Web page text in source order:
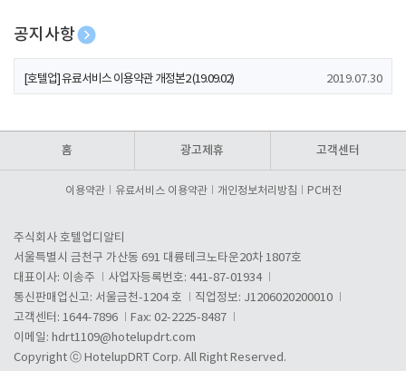
공지사항
[호텔업] 개인정보 처리방침 개정본1 (19.09.02)
[호텔업] 유료서비스 이용약관 개정본2 (19.09.02) 2019.07.30
홈 광고제휴 고객센터
이용약관 유료서비스 이용약관 개인정보처리방침 PC버전
주식회사 호텔업디알티
서울특별시 금천구 가산동 691 대륭테크노타운20차 1807호
대표이사: 이송주
사업자등록번호: 441-87-01934
통신판매업신고: 서울금천-1204 호
직업정보: J1206020200010
고객센터: 1644-7896
Fax: 02-2225-8487
이메일: hdrt1109@hotelupdrt.com
Copyright ⓒ HotelupDRT Corp. All Right Reserved.